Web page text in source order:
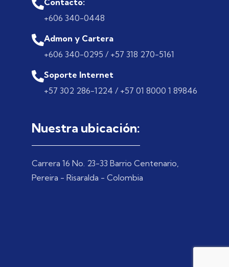
+606 340-0448
Admon y Cartera
+606 340-0295 / +57 318 270-5161
Soporte Internet
+57 302 286-1224 / +57 01 8000 1 89846
Nuestra ubicación:
Carrera 16 No. 23-33 Barrio Centenario,
Pereira - Risaralda - Colombia